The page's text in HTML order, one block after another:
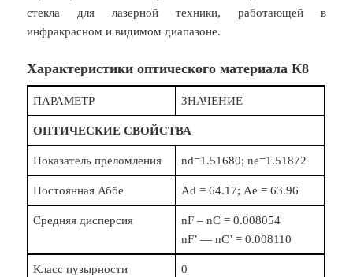
стекла для лазерной техники, работающей в
инфракрасном и видимом диапазоне.
Характеристики оптического материала К8
ПАРАМЕТР ЗНАЧЕНИЕ
ОПТИЧЕСКИЕ СВОЙСТВА
Показатель преломления nd=1.51680; nе=1.51872
Постоянная Аббе Аd = 64.17; Аe = 63.96
Средняя дисперсия
nF – nC = 0.008054
nF’ — nC’ = 0.008110
Класс пузырности 0